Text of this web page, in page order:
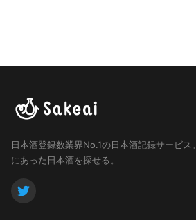
日本酒登録数業界No.1の日本酒記録サービス。
にあった日本酒を探せる。